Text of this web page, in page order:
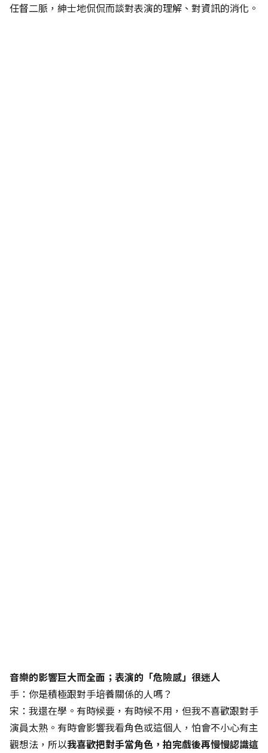
任督二脈，紳士地侃侃而談對表演的理解、對資訊的消化。
音樂的影響巨大而全面；表演的「危險感」很迷人
手：你是積極跟對手培養關係的人嗎？
宋：我還在學。有時候要，有時候不用，但我不喜歡跟對手
演員太熟。有時會影響我看角色或這個人，怕會不小心有主
觀想法，所以我喜歡把對手當角色，拍完戲後再慢慢認識這